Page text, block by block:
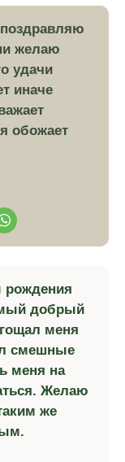
желаю
удачи
иначе
обожает
рождения
добрый
меня
смешные
меня на
Желаю
же